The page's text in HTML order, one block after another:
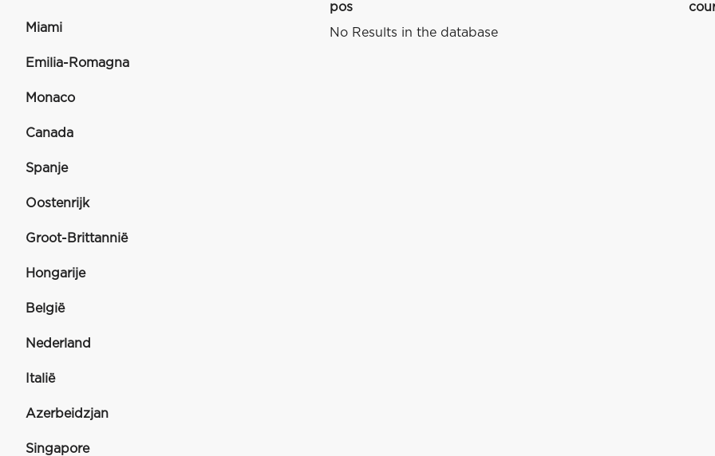
Miami
Emilia-Romagna
Monaco
Canada
Spanje
Oostenrijk
Groot-Brittannië
Hongarije
België
Nederland
Italië
Azerbeidzjan
Singapore
pos
No Results in the database